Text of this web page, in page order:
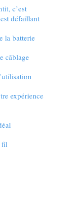
c’est
défaillant
la batterie
câblage
expérience
fil